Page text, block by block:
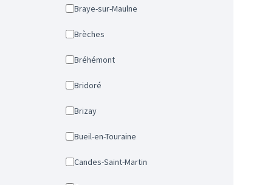
Braye-sur-Maulne
Brèches
Bréhémont
Bridoré
Brizay
Bueil-en-Touraine
Candes-Saint-Martin